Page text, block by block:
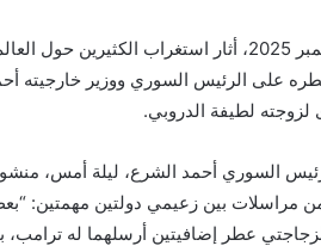
في نوفمبر 2025، أثار استغراب
على الرئيس السوري ووزير خارجيته
لزوجته لطيفة الدروبي.
السوري أحمد الشرع، ليلة أمس،
مراسلات بين زعيمي دولتين مهمتين: “بعض
عطر إضافيتين أرسلهما له ترامب،